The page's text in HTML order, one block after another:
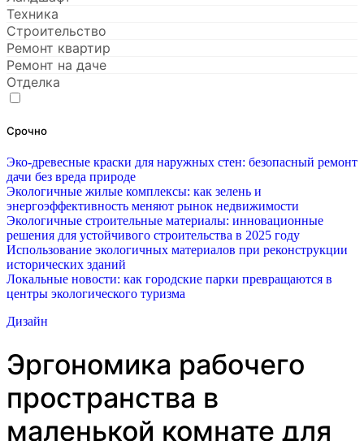
Техника
Строительство
Ремонт квартир
Ремонт на даче
Отделка
Срочно
Эко-древесные краски для наружных стен: безопасный ремонт
дачи без вреда природе
Экологичные жилые комплексы: как зелень и
энергоэффективность меняют рынок недвижимости
Экологичные строительные материалы: инновационные
решения для устойчивого строительства в 2025 году
Использование экологичных материалов при реконструкции
исторических зданий
Локальные новости: как городские парки превращаются в
центры экологического туризма
Дизайн
Эргономика рабочего
пространства в
маленькой комнате для